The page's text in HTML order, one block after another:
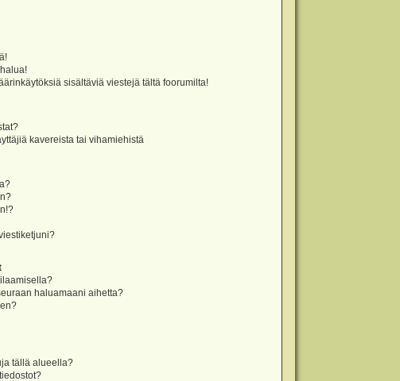
sisältäviä viestejä tältä foorumilta!
kavereista tai vihamiehistä
haluamaani aihetta?
tällä alueella?